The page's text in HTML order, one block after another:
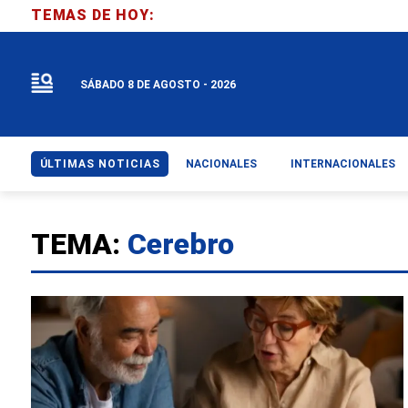
TEMA: Cerebro
TEMAS DE HOY:
SÁBADO 8 DE AGOSTO - 2026
ÚLTIMAS NOTICIAS NACIONALES INTERNACIONALES